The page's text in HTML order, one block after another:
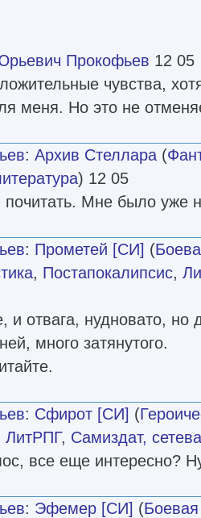
Прокофьев 12 05
чувства,
меня. Но это не
: Архив Стеллара (
) 12 05
почитать. Мне было уже
: Прометей [СИ] (
, Постапокалипсис,
и отвага, нудновато, но
много затянутого.
: Сфирот [СИ] (
ЛитРПГ, Самиздат,
все еще интересно?
: Эфемер [СИ] (